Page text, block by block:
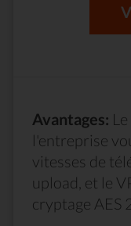
Avantages:
l'entreprise
vitesses de
upload, et le
cryptage AES